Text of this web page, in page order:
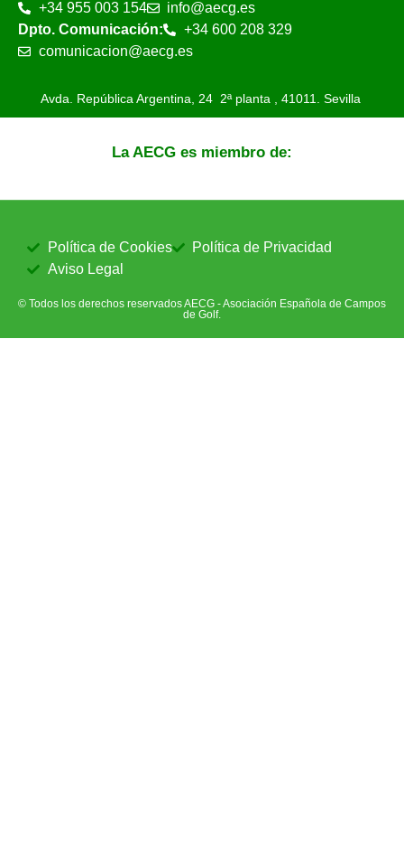
+34 955 003 154
info@aecg.es
Dpto. Comunicación:
+34 600 208 329
comunicacion@aecg.es
Avda. República Argentina, 24 2ª planta , 41011. Sevilla
La AECG es miembro de:
© Todos los derechos reservados AECG - Asociación Española de Campos
de Golf.
Política de Cookies
Política de Privacidad
Aviso Legal